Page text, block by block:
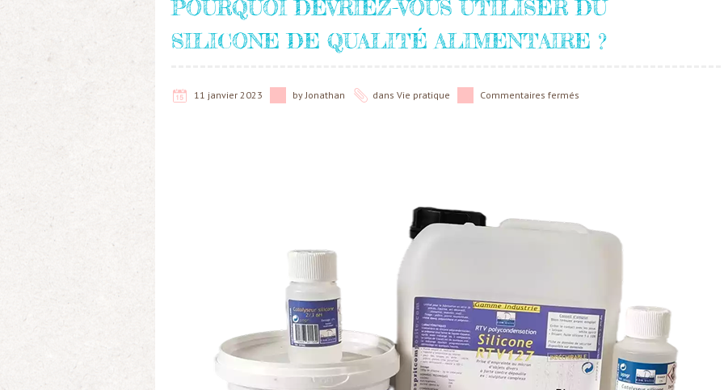
POURQUOI DEVRIEZ-VOUS UTILISER DU
SILICONE DE QUALITÉ ALIMENTAIRE ?
11 janvier 2023 byJonathan dans Vie pratique Commentaires fermés